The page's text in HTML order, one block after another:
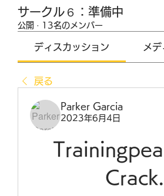
サークル６：準備中
公開 · 13名のメンバー
ディスカッション メ
戻る
Parker Garcia
2023年6月4日